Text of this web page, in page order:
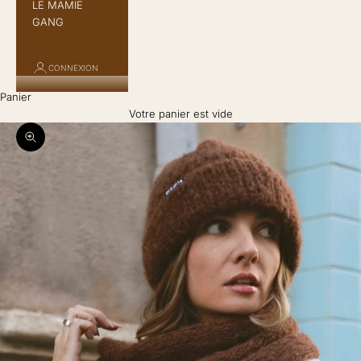
LE MAMIE
GANG
CONNEXION
Panier
Votre panier est vide
Zoomer sur l'image